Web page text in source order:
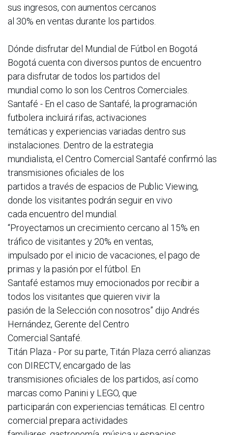
sus ingresos, con aumentos cercanos
al 30% en ventas durante los partidos.
Dónde disfrutar del Mundial de Fútbol en Bogotá
Bogotá cuenta con diversos puntos de encuentro
para disfrutar de todos los partidos del
mundial como lo son los Centros Comerciales.
Santafé - En el caso de Santafé, la programación
futbolera incluirá rifas, activaciones
temáticas y experiencias variadas dentro sus
instalaciones. Dentro de la estrategia
mundialista, el Centro Comercial Santafé confirmó las
transmisiones oficiales de los
partidos a través de espacios de Public Viewing,
donde los visitantes podrán seguir en vivo
cada encuentro del mundial.
“Proyectamos un crecimiento cercano al 15% en
tráfico de visitantes y 20% en ventas,
impulsado por el inicio de vacaciones, el pago de
primas y la pasión por el fútbol. En
Santafé estamos muy emocionados por recibir a
todos los visitantes que quieren vivir la
pasión de la Selección con nosotros” dijo Andrés
Hernández, Gerente del Centro
Comercial Santafé.
Titán Plaza - Por su parte, Titán Plaza cerró alianzas
con DIRECTV, encargado de las
transmisiones oficiales de los partidos, así como
marcas como Panini y LEGO, que
participarán con experiencias temáticas. El centro
comercial prepara actividades